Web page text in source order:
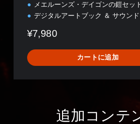
メエルーンズ・デイゴンの鎧セッ
デジタルアートブック ＆ サウン
¥7,980
カートに追加
追加コンテ